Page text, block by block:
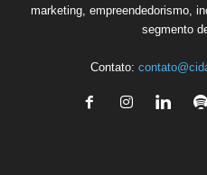
marketing, empreendedorismo,
segmento
Contato: